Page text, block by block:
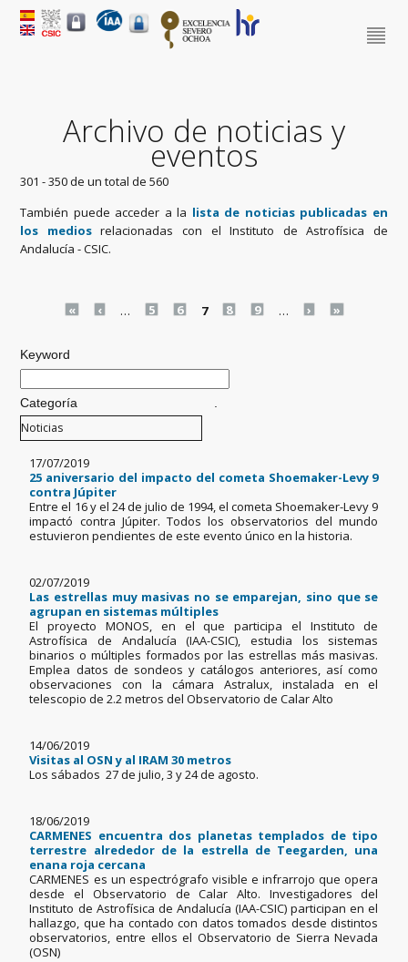
Archivo de noticias y
eventos
301 - 350 de un total de 560
También puede acceder a la lista de noticias publicadas en
los mediosrelacionadas con el Instituto de Astrofísica de
Andalucía - CSIC.
Pages
« ‹ … 5 6 7 8 9 … › »
Keyword
Categoría
17/07/2019
25 aniversario del impacto del cometa Shoemaker-Levy 9
contra Júpiter
Entre el 16 y el 24 de julio de 1994, el cometa Shoemaker-Levy 9
impactó contra Júpiter. Todos los observatorios del mundo
estuvieron pendientes de este evento único en la historia.
02/07/2019
Las estrellas muy masivas no se emparejan, sino que se
agrupan en sistemas múltiples
El proyecto MONOS, en el que participa el Instituto de
Astrofísica de Andalucía (IAA-CSIC), estudia los sistemas
binarios o múltiples formados por las estrellas más masivas.
Emplea datos de sondeos y catálogos anteriores, así como
observaciones con la cámara Astralux, instalada en el
telescopio de 2.2 metros del Observatorio de Calar Alto
14/06/2019
Visitas al OSN y al IRAM 30 metros
Los sábados 27 de julio, 3 y 24 de agosto.
18/06/2019
CARMENES encuentra dos planetas templados de tipo
terrestre alrededor de la estrella de Teegarden, una
enana roja cercana
CARMENES es un espectrógrafo visible e infrarrojo que opera
desde el Observatorio de Calar Alto. Investigadores del
Instituto de Astrofísica de Andalucía (IAA-CSIC) participan en el
hallazgo, que ha contado con datos tomados desde distintos
observatorios, entre ellos el Observatorio de Sierra Nevada
(OSN)